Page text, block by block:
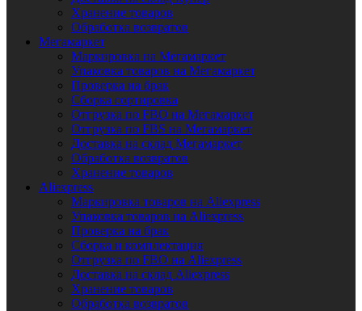
Хранение товаров
Обработка возвратов
Мегамаркет
Маркировка на Мегамаркет
Упаковка товаров на Мегамаркет
Проверка на брак
Сборка сортировка
Отгрузка по FBO на Мегамаркет
Отгрузка по FBS на Мегамаркет
Доставка на склад Мегамаркет
Обработка возвратов
Хранение товаров
Aliexpress
Маркировка товаров на Aliexpress
Упаковка товаров на Aliexpress
Проверка на брак
Сборка и комплектация
Отгрузка по FBO на Aliexpress
Доставка на склад Aliexpress
Хранение товаров
Обработка возвратов